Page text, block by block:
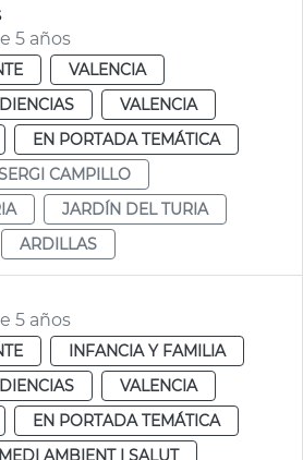
5 años
VALENCIA
VALENCIA
EN PORTADA TEMÁTICA
CAMPILLO
JARDÍN DEL TURIA
ARDILLAS
5 años
INFANCIA Y FAMILIA
VALENCIA
EN PORTADA TEMÁTICA
MEDI AMBIENT I SALUT